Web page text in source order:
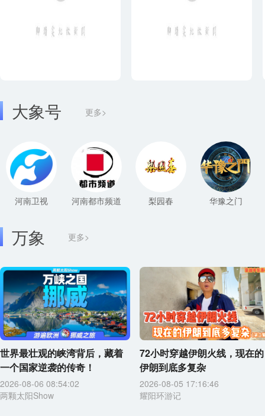
大象号 更多>
河南卫视 河南都市频道 梨园春 华豫之门
更多>
万象
世界最壮观的峡湾背后，藏着
一个国家逆袭的传奇！
2026-08-06 08:54:02
两颗太阳Show
72小时穿越伊朗火线，现在的
伊朗到底多复杂
2026-08-05 17:16:46
耀阳环游记